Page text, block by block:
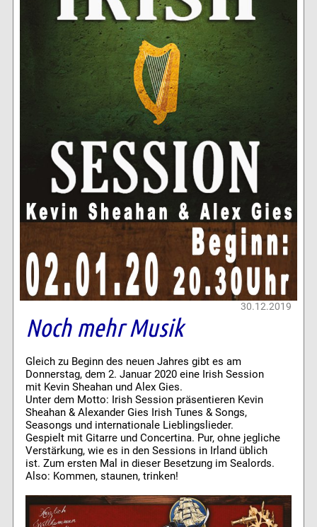
30.12.2019
Noch mehr Musik
Gleich zu Beginn des neuen Jahres gibt es am
Donnerstag, dem 2. Januar 2020 eine Irish Session
mit Kevin Sheahan und Alex Gies.
Unter dem Motto: Irish Session präsentieren Kevin
Sheahan & Alexander Gies Irish Tunes & Songs,
Seasongs und internationale Lieblingslieder.
Gespielt mit Gitarre und Concertina. Pur, ohne jegliche
Verstärkung, wie es in den Sessions in Irland üblich
ist. Zum ersten Mal in dieser Besetzung im Sealords.
Also: Kommen, staunen, trinken!